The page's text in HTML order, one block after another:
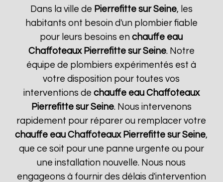
Dans la ville de Pierrefitte sur Seine, les
habitants ont besoin d'un plombier fiable
pour leurs besoins enchauffe eau
Chaffoteaux Pierrefitte sur Seine. Notre
équipe de plombiers expérimentés est à
votre disposition pour toutes vos
interventions de chauffe eau Chaffoteaux
Pierrefitte sur Seine. Nous intervenons
rapidement pour réparer ou remplacer votre
chauffe eau Chaffoteaux Pierrefitte sur Seine,
que ce soit pour une panne urgente ou pour
une installation nouvelle. Nous nous
engageons à fournir des délais d'intervention